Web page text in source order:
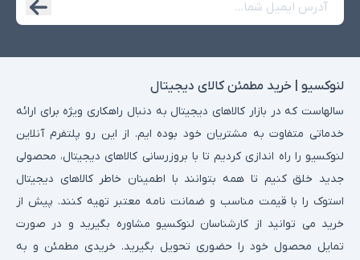
لنوکسیو | خرید مطمئن کالای دیجیتال
سالهاست که در بازار کالاهای دیجیتال به دنبال راهکاری ویژه برای ارائه
خدماتی متفاوت به مشتریان خود بوده ایم. از این رو پلتفرم آنلاین
لنوکسیو را راه اندازی کردیم تا با بروزرسانی کالاهای دیجیتال، محصولی
جدید خلق کنیم تا همه بتوانند با اطمینان خاطر کالاهای دیجیتال
استوک را با قیمت مناسب و ضمانت نامه معتبر تهیه کنند. پیش از
خرید می توانید از کارشناسان لنوکسیو مشاوره بگیرید و در صورت
تمایل محصول خود را حضوری تحویل بگیرید. خریدی مطمئن و به